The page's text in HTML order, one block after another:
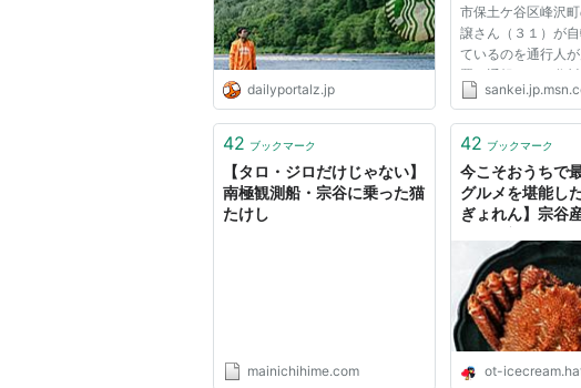
dailyportalz.jp
市保土ケ谷区峰沢
譲さん（３１）が
ているのを通行人
署に通報した。谷川
とぶつかった」と話
いう。
42 ブックマーク
【タロ・ジロだけじゃない】
南極観測船・宗谷に乗った猫
たけし
mainichihime.com
42 ブックマーク
今こそおうちで
グルメを堪能し
ぎょれん】宗谷
ナルモノ
ot-